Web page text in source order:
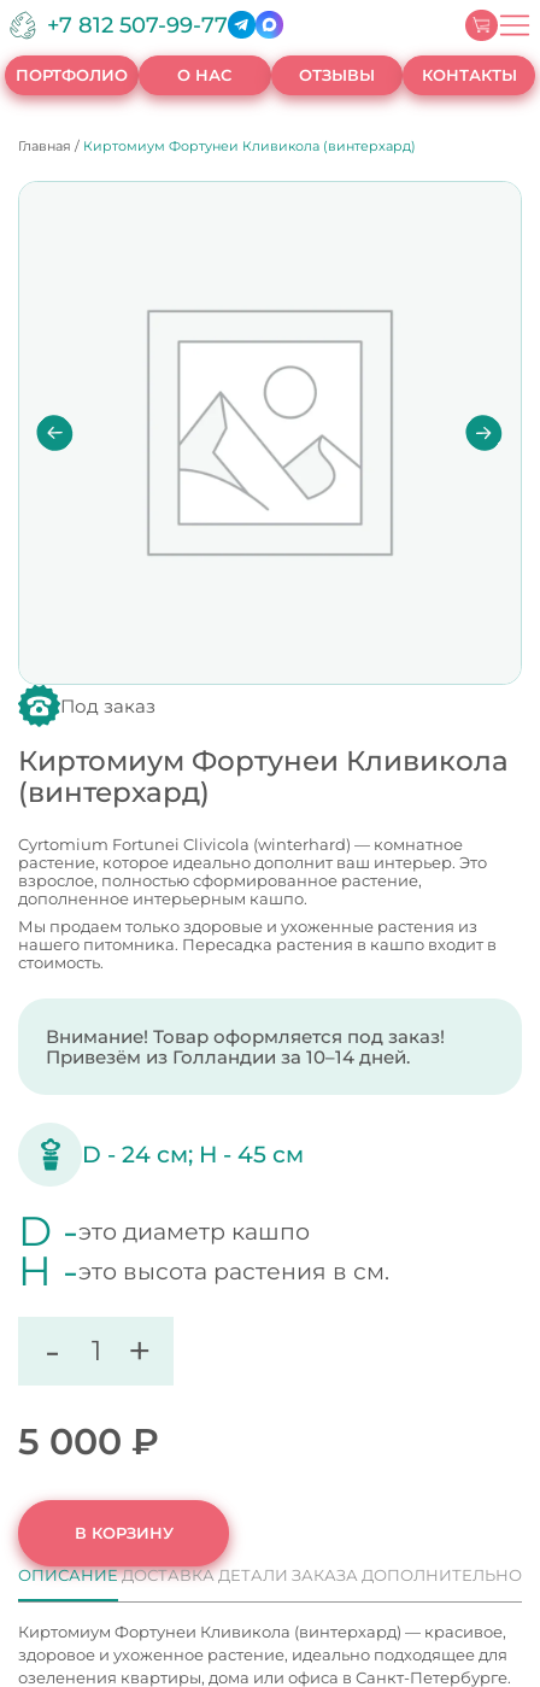
+7 812 507-99-77
ПОРТФОЛИО О НАС ОТЗЫВЫ КОНТАКТЫ
Главная / Киртомиум Фортунеи Кливикола (винтерхард)
Под заказ
Киртомиум Фортунеи Кливикола
(винтерхард)
Cyrtomium Fortunei Clivicola (winterhard) — комнатное
растение, которое идеально дополнит ваш интерьер. Это
взрослое, полностью сформированное растение,
дополненное интерьерным кашпо.
Мы продаем только здоровые и ухоженные растения из
нашего питомника. Пересадка растения в кашпо входит в
стоимость.
Внимание! Товар оформляется под заказ!
Привезём из Голландии за 10–14 дней.
D -24 см; H -45 см
D -это диаметр кашпо
H -это высота растения в см.
- +
5 000 ₽
В КОРЗИНУ
ОПИСАНИЕДОСТАВКАДЕТАЛИ ЗАКАЗА ДОПОЛНИТЕЛЬНО
Киртомиум Фортунеи Кливикола (винтерхард) — красивое,
здоровое и ухоженное растение, идеально подходящее для
озеленения квартиры, дома или офиса в Санкт-Петербурге.